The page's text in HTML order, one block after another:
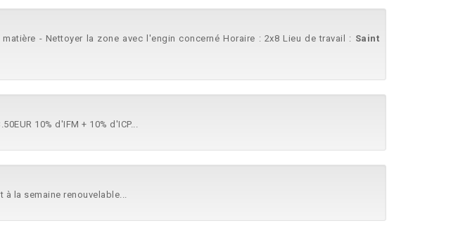
matière - Nettoyer la zone avec l'engin concerné Horaire : 2x8 Lieu de travail : Saint
10% d'IFM + 10% d'ICP...
à la semaine renouvelable...